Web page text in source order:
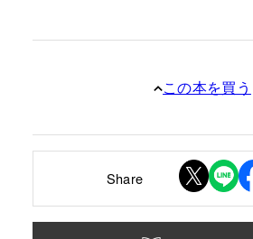
この本を買う
Share